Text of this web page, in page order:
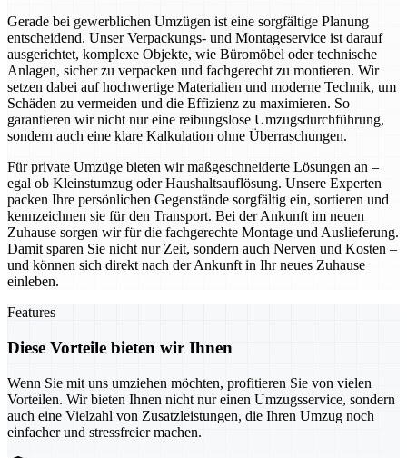
Gerade bei gewerblichen Umzügen ist eine sorgfältige Planung
entscheidend. Unser Verpackungs- und Montageservice ist darauf
ausgerichtet, komplexe Objekte, wie Büromöbel oder technische
Anlagen, sicher zu verpacken und fachgerecht zu montieren. Wir
setzen dabei auf hochwertige Materialien und moderne Technik, um
Schäden zu vermeiden und die Effizienz zu maximieren. So
garantieren wir nicht nur eine reibungslose Umzugsdurchführung,
sondern auch eine klare Kalkulation ohne Überraschungen.
Für private Umzüge bieten wir maßgeschneiderte Lösungen an –
egal ob Kleinstumzug oder Haushaltsauflösung. Unsere Experten
packen Ihre persönlichen Gegenstände sorgfältig ein, sortieren und
kennzeichnen sie für den Transport. Bei der Ankunft im neuen
Zuhause sorgen wir für die fachgerechte Montage und Auslieferung.
Damit sparen Sie nicht nur Zeit, sondern auch Nerven und Kosten –
und können sich direkt nach der Ankunft in Ihr neues Zuhause
einleben.
Features
Diese Vorteile bieten wir Ihnen
Wenn Sie mit uns umziehen möchten, profitieren Sie von vielen
Vorteilen. Wir bieten Ihnen nicht nur einen Umzugsservice, sondern
auch eine Vielzahl von Zusatzleistungen, die Ihren Umzug noch
einfacher und stressfreier machen.